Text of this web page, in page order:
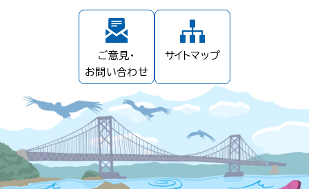
ご意見・
お問い合わせ
サイトマップ